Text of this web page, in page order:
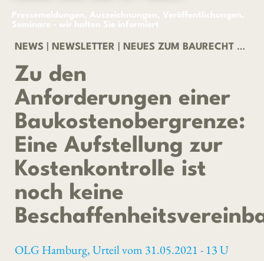
Pressemeldungen, Auszeichnungen, Veröffentlichungen,
Seminare - wir halten Sie informiert
NEWS NEWSLETTER NEUES ZUM BAURECHT 03/2022
Zu den
Anforderungen einer
Baukostenobergrenze:
Eine Aufstellung zur
Kostenkontrolle ist
noch keine
OLG Hamburg, Urteil vom 31.05.2021 - 13 U